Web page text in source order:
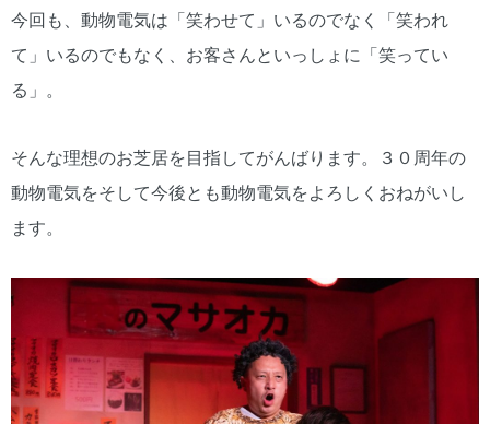
今回も、動物電気は「笑わせて」いるのでなく「笑われ
て」いるのでもなく、お客さんといっしょに「笑ってい
る」。
そんな理想のお芝居を目指してがんばります。３０周年の
動物電気をそして今後とも動物電気をよろしくおねがいし
ます。